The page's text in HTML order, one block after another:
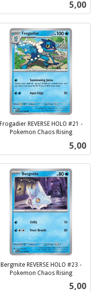
Pris
5,00
Frogadier REVERSE HOLO #21 -
Pokemon Chaos Rising
Pris
5,00
Bergmite REVERSE HOLO #23 -
Pokemon Chaos Rising
Pris
5,00